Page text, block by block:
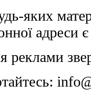
яких
адреси
реклами